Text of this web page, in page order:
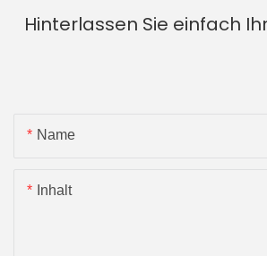
Hinterlassen Sie einfach
Name
Inhalt